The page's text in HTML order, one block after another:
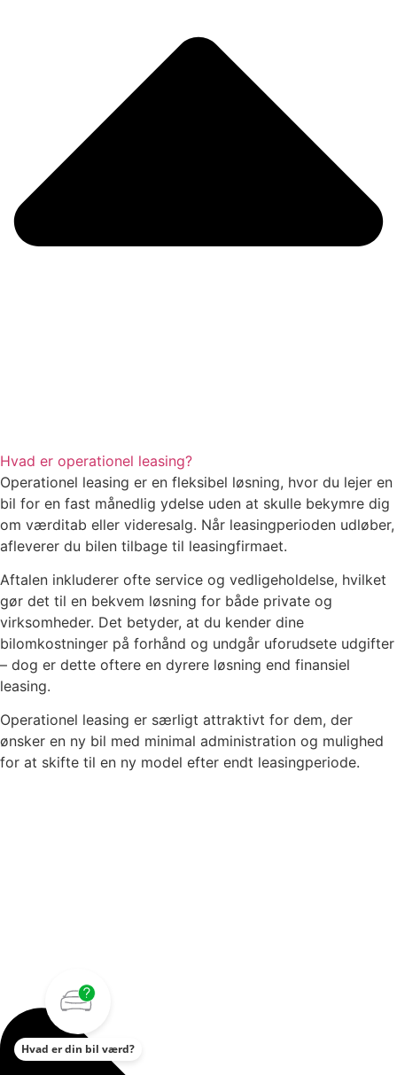
Hvad er operationel leasing?
Operationel leasing er en fleksibel løsning, hvor du lejer en
bil for en fast månedlig ydelse uden at skulle bekymre dig
om værditab eller videresalg. Når leasingperioden udløber,
afleverer du bilen tilbage til leasingfirmaet.
Aftalen inkluderer ofte service og vedligeholdelse, hvilket
gør det til en bekvem løsning for både private og
virksomheder. Det betyder, at du kender dine
bilomkostninger på forhånd og undgår uforudsete udgifter
– dog er dette oftere en dyrere løsning end finansiel
leasing.
Operationel leasing er særligt attraktivt for dem, der
ønsker en ny bil med minimal administration og mulighed
for at skifte til en ny model efter endt leasingperiode.
Hvad er din bil værd?